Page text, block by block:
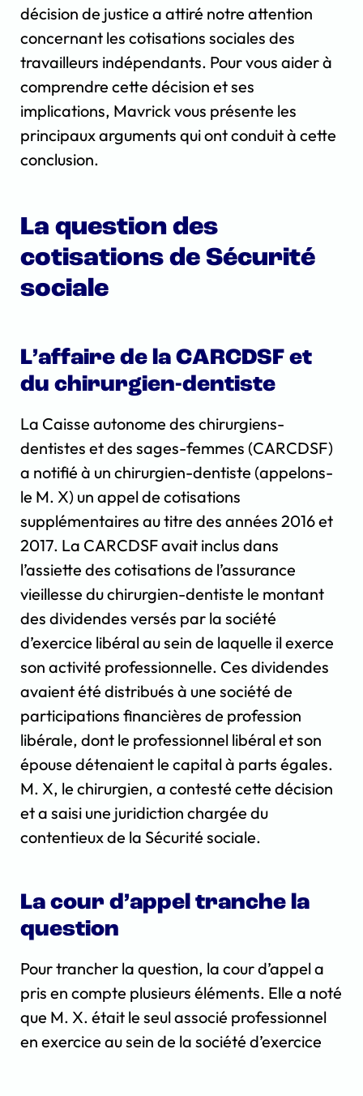
décision de justice a attiré notre attention
concernant les cotisations sociales des
travailleurs indépendants. Pour vous aider à
comprendre cette décision et ses
implications, Mavrick vous présente les
principaux arguments qui ont conduit à cette
conclusion.
La question des
cotisations de Sécurité
sociale
L’affaire de la CARCDSF et
du chirurgien-dentiste
La Caisse autonome des chirurgiens-
dentistes et des sages-femmes (CARCDSF)
a notifié à un chirurgien-dentiste (appelons-
le M. X) un appel de cotisations
supplémentaires au titre des années 2016 et
2017. La CARCDSF avait inclus dans
l’assiette des cotisations de l’assurance
vieillesse du chirurgien-dentiste le montant
des dividendes versés par la société
d’exercice libéral au sein de laquelle il exerce
son activité professionnelle. Ces dividendes
avaient été distribués à une société de
participations financières de profession
libérale, dont le professionnel libéral et son
épouse détenaient le capital à parts égales.
M. X, le chirurgien, a contesté cette décision
et a saisi une juridiction chargée du
contentieux de la Sécurité sociale.
La cour d’appel tranche la
question
Pour trancher la question, la cour d’appel a
pris en compte plusieurs éléments. Elle a noté
que M. X. était le seul associé professionnel
en exercice au sein de la société d’exercice